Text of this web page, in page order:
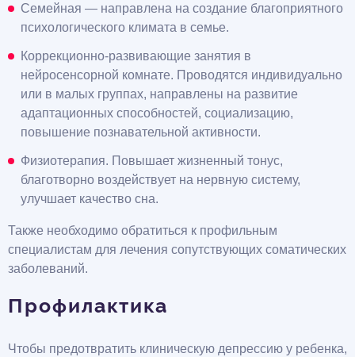
Семейная — направлена на создание благоприятного
психологического климата в семье.
Коррекционно-развивающие занятия в
нейросенсорной комнате. Проводятся индивидуально
или в малых группах, направлены на развитие
адаптационных способностей, социализацию,
повышение познавательной активности.
Физиотерапия. Повышает жизненный тонус,
благотворно воздействует на нервную систему,
улучшает качество сна.
Также необходимо обратиться к профильным
специалистам для лечения сопутствующих соматических
заболеваний.
Профилактика
Чтобы предотвратить клиническую депрессию у ребенка,